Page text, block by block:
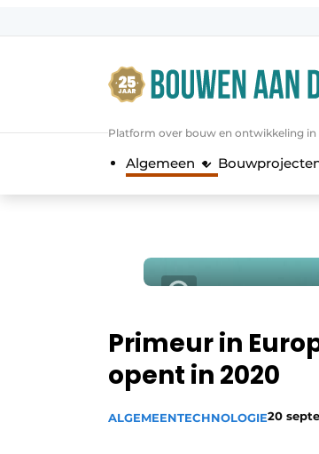
Algemene voorwaarden
Contact
Nieuwsbrief
Podcasts
Privacy / Cookie
Platform over bouw en ontwikkeling in
Algemeen
Primeur in
opent in 2020
ALGEMEENTECHNOLOGIE20